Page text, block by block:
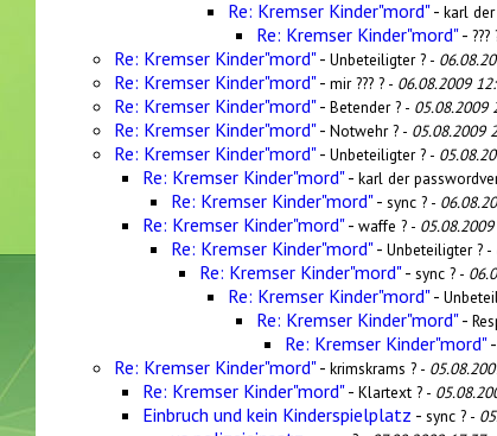
Re: Kremser Kinder"mord"- karl
Re: Kremser Kinder"mord"- ???
Re: Kremser Kinder"mord"- Unbeteiligter ? -
Re: Kremser Kinder"mord"- mir ??? ? - 06.08.2009
Re: Kremser Kinder"mord"- Betender ? - 05.08.2009
Re: Kremser Kinder"mord"- Notwehr ? - 05.08.2009
Re: Kremser Kinder"mord"- Unbeteiligter ? -
Re: Kremser Kinder"mord"- karl der
Re: Kremser Kinder"mord"- sync ? -
Re: Kremser Kinder"mord"- waffe ? -
Re: Kremser Kinder"mord"- Unbeteiligter ? -
Re: Kremser Kinder"mord"- sync ? -
Re: Kremser Kinder"mord"-
Re: Kremser Kinder"mord"-
Re: Kremser Kinder"mord"-
Re: Kremser Kinder"mord"- krimskrams ? -
Re: Kremser Kinder"mord"- Klartext ? -
Einbruch und kein Kinderspielplatz - sync ? -